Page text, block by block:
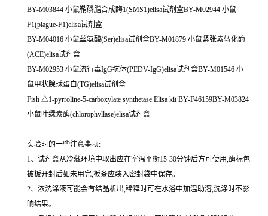
BY-M03844 小鼠鞘磷脂合成酶1(SMS1)elisa试剂盒BY-M02944 小鼠
F1(plague-F1)elisa试剂盒
BY-M04016 小鼠丝氨酸(Ser)elisa试剂盒BY-M01879 小鼠紧张素转化酶
(ACE)elisa试剂盒
BY-M02953 小鼠流行毒IgG抗体(PEDV-IgG)elisa试剂盒BY-M01546 小
鼠甲状腺球蛋白(TG)elisa试剂盒
Fish △1-pyrroline-5-carboxylate synthetase Elisa kit BY-F46159BY-M03824
小鼠叶绿素酶(chlorophyllase)elisa试剂盒
实验时的一些注意事项:
1、试剂盒从冷藏环境中取出应在室温平衡15-30分钟后方可使用,酶标包
被板开封后如未用完,板条应装入密封袋中保存。
2、浓洗涤液可能会有结晶析出,稀释时可在水浴中加温助溶,洗涤时不影
响结果。